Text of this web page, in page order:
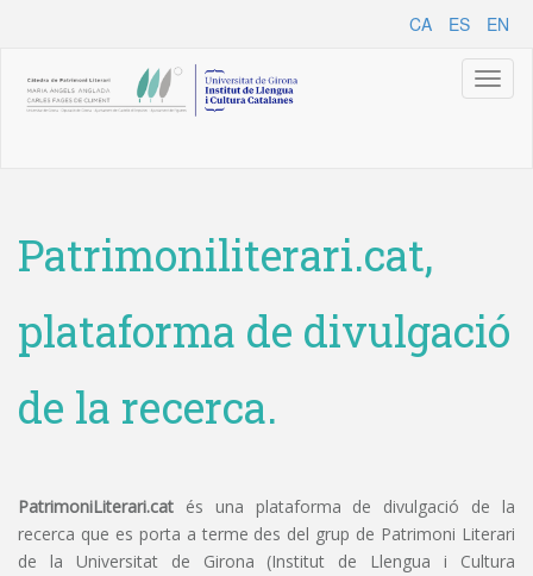
CA ES EN
Patrimoniliterari.cat,
plataforma de divulgació
de la recerca.
PatrimoniLiterari.cat és una plataforma de divulgació de la
recerca que es porta a terme des del grup de Patrimoni Literari
de la Universitat de Girona (Institut de Llengua i Cultura